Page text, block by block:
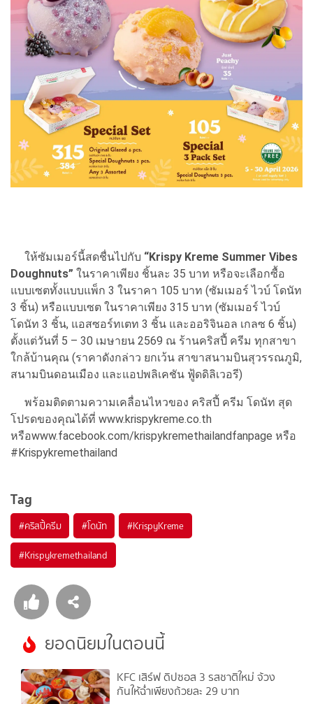
ให้ซัมเมอร์นี้สดชื่นไปกับ “Krispy Kreme Summer Vibes
Doughnuts” ในราคาเพียง ชิ้นละ 35 บาท หรือจะเลือกซื้อ
แบบเซตทั้งแบบแพ็ก 3 ในราคา 105 บาท (ซัมเมอร์ ไวบ์ โดนัท
3 ชิ้น) หรือแบบเซต ในราคาเพียง 315 บาท (ซัมเมอร์ ไวบ์
โดนัท 3 ชิ้น, แอสซอร์ทเตท 3 ชิ้น และออริจินอล เกลซ 6 ชิ้น)
ตั้งแต่วันที่ 5 – 30 เมษายน 2569 ณ ร้านคริสปี้ ครีม ทุกสาขา
ใกล้บ้านคุณ (ราคาดังกล่าว ยกเว้น สาขาสนามบินสุวรรณภูมิ,
สนามบินดอนเมือง และแอปพลิเคชัน ฟู้ดดิลิเวอรี)
พร้อมติดตามความเคลื่อนไหวของ คริสปี้ ครีม โดนัท สุด
โปรดของคุณได้ที่ www.krispykreme.co.th
หรือwww.facebook.com/krispykremethailandfanpage หรือ
#Krispykremethailand
Tag
#คริสปี้ครีม #โดนัท #KrispyKreme
#Krispykremethailand
ยอดนิยมในตอนนี้
KFC เสิร์ฟ ดิปซอส 3 รสชาติใหม่ จ้วง
กันให้ฉ่ำเพียงถ้วยละ 29 บาท